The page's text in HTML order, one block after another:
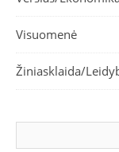
Visuomenė
Žiniasklaida/